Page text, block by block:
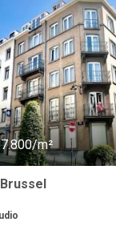
m²